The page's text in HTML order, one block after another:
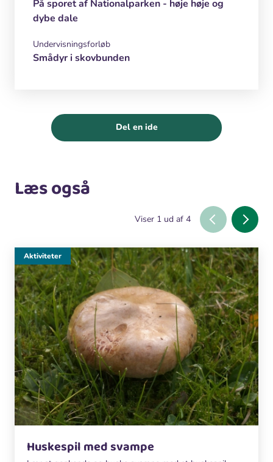
På sporet af Nationalparken - høje høje og
dybe dale
Undervisningsforløb
Smådyr i skovbunden
Del en ide
Læs også
Viser 1 ud af 4
Huskespil med svampe
Aktiviteter